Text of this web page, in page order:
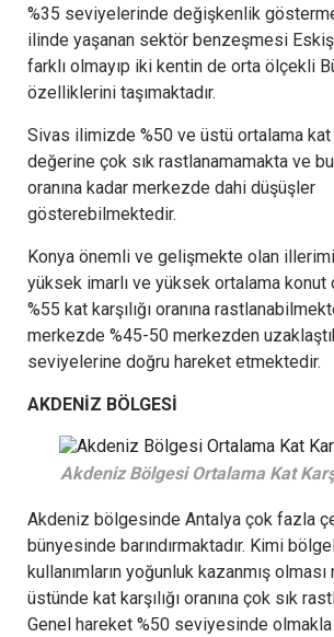
%35 seviyelerinde değişkenlik
ilinde yaşanan sektör benzeşmesi
farklı olmayıp iki kentin de orta ölçekli
özelliklerini taşımaktadır.
Sivas ilimizde %50 ve üstü ortalama kat
değerine çok sık rastlanamamakta ve
oranına kadar merkezde dahi düşüşler
gösterebilmektedir.
Konya önemli ve gelişmekte olan
yüksek imarlı ve yüksek ortalama konut
%55 kat karşılığı oranına
merkezde %45-50 merkezden
seviyelerine doğru hareket etmektedir.
AKDENİZ BÖLGESİ
Akdeniz Bölgesi Ortalama Kat
Akdeniz bölgesinde Antalya çok fazla
bünyesinde barındırmaktadır. Kimi
kullanımların yoğunluk kazanmış
üstünde kat karşılığı oranına çok sık
Genel hareket %50 seviyesinde